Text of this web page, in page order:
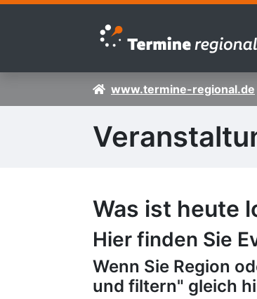
Zur Navigation springen
Zum Inhalt springen
www.termine-regional.de
Was ist heute
Hier finden Sie
Wenn Sie Region
und filtern" gleich